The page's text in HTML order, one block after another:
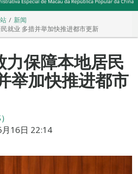
新闻
就业 多措并举加快推进都市更新
力保障本地居民
举加快推进都市
16日 22:14